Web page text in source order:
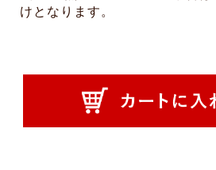
けとなります。